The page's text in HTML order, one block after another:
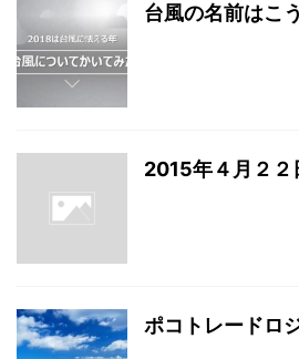
台風の名前はこ
2015年４月２
ポコトレードロ